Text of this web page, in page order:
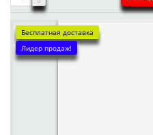
Бесплатная доставка
Лидер продаж!